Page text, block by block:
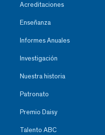
Acreditaciones
Enseñanza
Informes Anuales
Investigación
Nuestra historia
Patronato
Premio Daisy
Talento ABC